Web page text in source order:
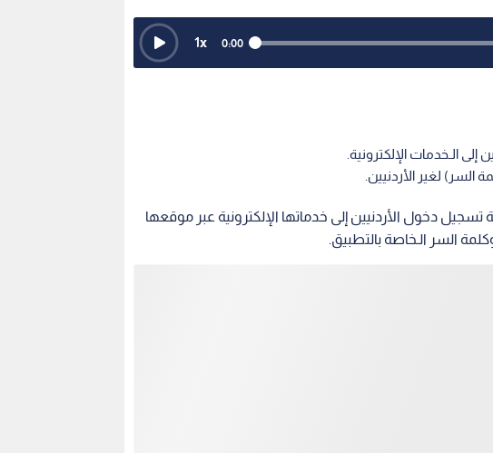
0:00
1x
الـخدمات الإلكترونية.
السر) لغير الأردنيين.
دخول الأردنيين إلى خدماتها الإلكترونية عبر موقعها
السر الـخاصة بالتطبيق.